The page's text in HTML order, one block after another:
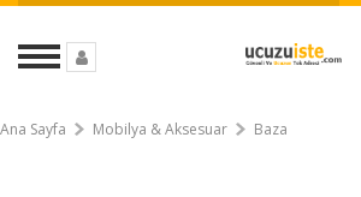
Ana Sayfa Mobilya & Aksesuar Baza